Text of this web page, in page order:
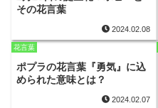
その花言葉
2024.02.08
花言葉
ポプラの花言葉『勇気』に込
められた意味とは？
2024.02.07